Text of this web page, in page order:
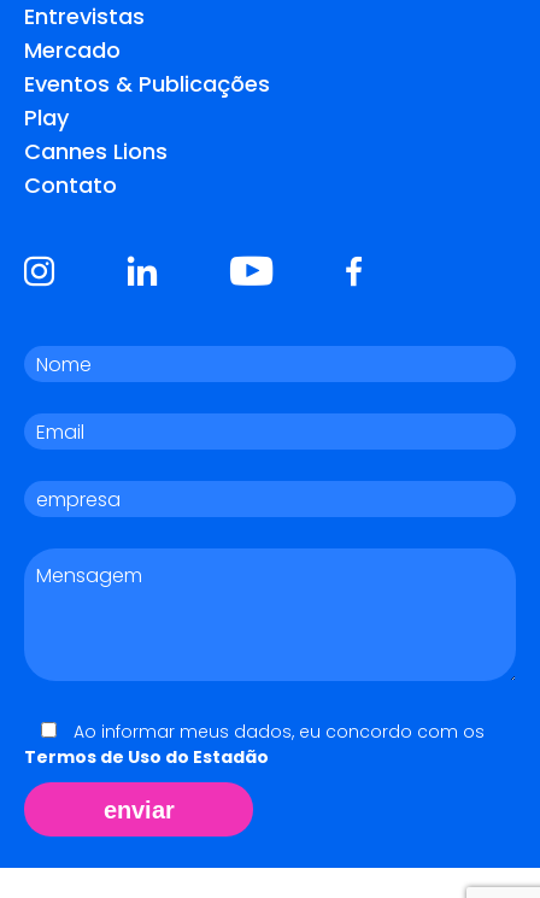
Entrevistas
Mercado
Eventos & Publicações
Play
Cannes Lions
Contato
Ao informar meus dados, eu concordo com os
Termos de Uso do Estadão